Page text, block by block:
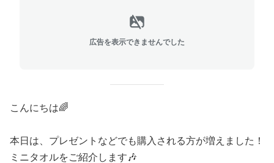
広告を表示できませんでした
こんにちは🌈
本日は、プレゼントなどでも購入される方が増えました！
ミニタオルをご紹介します🎶